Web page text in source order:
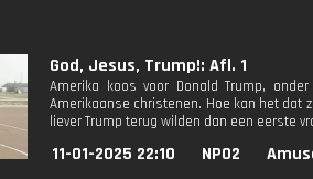
God, Jesus, Trump!: Afl. 1
Amerika koos voor Donald Trump,
Amerikaanse christenen. Hoe kan het dat
liever Trump terug wilden dan een eerste
11-01-2025 22:10 NPO2